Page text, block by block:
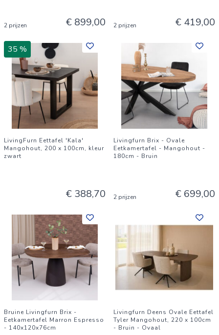
2 prijzen € 899,00 2 prijzen € 419,00
35 %
LivingFurn Eettafel 'Kala'
Mangohout, 200 x 100cm, kleur
zwart
€ 388,70
Livingfurn Brix - Ovale
Eetkamertafel - Mangohout -
180cm - Bruin
2 prijzen € 699,00
Bruine Livingfurn Brix -
Eetkamertafel Marron Espresso
- 140x120x76cm
Livingfurn Deens Ovale Eettafel
Tyler Mangohout, 220 x 100cm
- Bruin - Ovaal